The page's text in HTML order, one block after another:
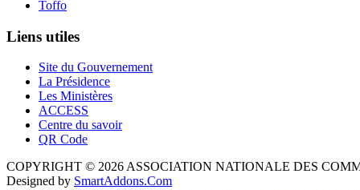
Toffo
Liens utiles
Site du Gouvernement
La Présidence
Les Ministères
ACCESS
Centre du savoir
QR Code
COPYRIGHT © 2026 ASSOCIATION NATIONALE DES
Designed by SmartAddons.Com